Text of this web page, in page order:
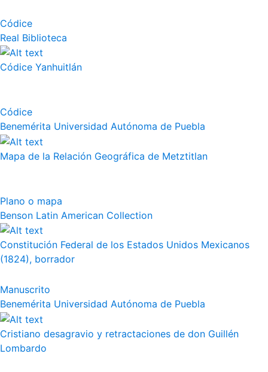
Códice
Real Biblioteca
Códice Yanhuitlán
Códice
Benemérita Universidad Autónoma de Puebla
Mapa de la Relación Geográfica de Metztitlan
Plano o mapa
Benson Latin American Collection
Constitución Federal de los Estados Unidos Mexicanos
(1824), borrador
Manuscrito
Benemérita Universidad Autónoma de Puebla
Cristiano desagravio y retractaciones de don Guillén
Lombardo